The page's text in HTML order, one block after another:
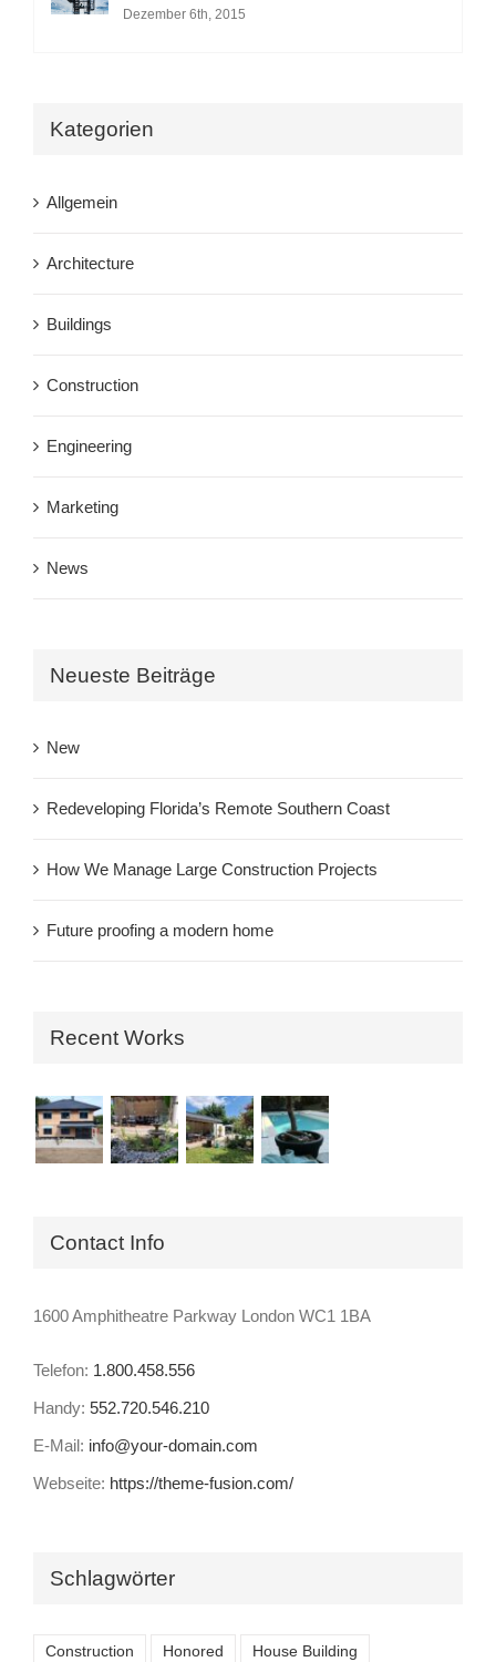
Dezember 6th, 2015
Kategorien
Allgemein
Architecture
Buildings
Construction
Engineering
Marketing
News
Neueste Beiträge
New
Redeveloping Florida’s Remote Southern Coast
How We Manage Large Construction Projects
Future proofing a modern home
Recent Works
Contact Info
1600 Amphitheatre Parkway London WC1 1BA
Telefon: 1.800.458.556
Handy: 552.720.546.210
E-Mail: info@your-domain.com
Webseite: https://theme-fusion.com/
Schlagwörter
Construction Honored House Building